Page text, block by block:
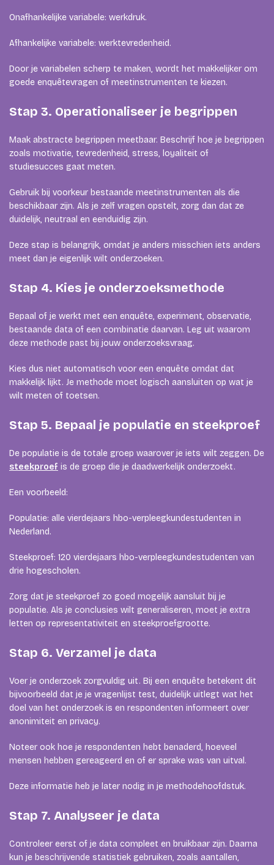
Onafhankelijke variabele: werkdruk.
Afhankelijke variabele: werktevredenheid.
Door je variabelen scherp te maken, wordt het makkelijker om
goede enquêtevragen of meetinstrumenten te kiezen.
Stap 3. Operationaliseer je begrippen
Maak abstracte begrippen meetbaar. Beschrijf hoe je begrippen
zoals motivatie, tevredenheid, stress, loyaliteit of
studiesucces gaat meten.
Gebruik bij voorkeur bestaande meetinstrumenten als die
beschikbaar zijn. Als je zelf vragen opstelt, zorg dan dat ze
duidelijk, neutraal en eenduidig zijn.
Deze stap is belangrijk, omdat je anders misschien iets anders
meet dan je eigenlijk wilt onderzoeken.
Stap 4. Kies je onderzoeksmethode
Bepaal of je werkt met een enquête, experiment, observatie,
bestaande data of een combinatie daarvan. Leg uit waarom
deze methode past bij jouw onderzoeksvraag.
Kies dus niet automatisch voor een enquête omdat dat
makkelijk lijkt. Je methode moet logisch aansluiten op wat je
wilt meten of toetsen.
Stap 5. Bepaal je populatie en steekproef
De populatie is de totale groep waarover je iets wilt zeggen. De
steekproef is de groep die je daadwerkelijk onderzoekt.
Een voorbeeld:
Populatie: alle vierdejaars hbo-verpleegkundestudenten in
Nederland.
Steekproef: 120 vierdejaars hbo-verpleegkundestudenten van
drie hogescholen.
Zorg dat je steekproef zo goed mogelijk aansluit bij je
populatie. Als je conclusies wilt generaliseren, moet je extra
letten op representativiteit en steekproefgrootte.
Stap 6. Verzamel je data
Voer je onderzoek zorgvuldig uit. Bij een enquête betekent dit
bijvoorbeeld dat je je vragenlijst test, duidelijk uitlegt wat het
doel van het onderzoek is en respondenten informeert over
anonimiteit en privacy.
Noteer ook hoe je respondenten hebt benaderd, hoeveel
mensen hebben gereageerd en of er sprake was van uitval.
Deze informatie heb je later nodig in je methodehoofdstuk.
Stap 7. Analyseer je data
Controleer eerst of je data compleet en bruikbaar zijn. Daarna
kun je beschrijvende statistiek gebruiken, zoals aantallen,